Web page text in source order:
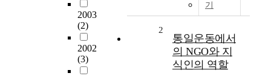
2003
(2)
2002
(3)
기
2
통일운동에서
의 NGO와 지
식인의 역할